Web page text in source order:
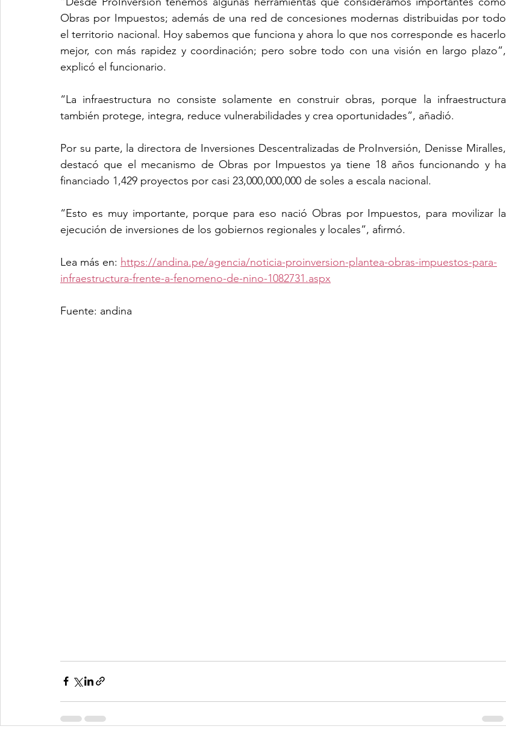
Obras por Impuestos; además de una red de concesiones modernas distribuidas por todo
el territorio nacional. Hoy sabemos que funciona y ahora lo que nos corresponde es hacerlo
mejor, con más rapidez y coordinación; pero sobre todo con una visión en largo plazo”,
explicó el funcionario.
“La infraestructura no consiste solamente en construir obras, porque la infraestructura
también protege, integra, reduce vulnerabilidades y crea oportunidades”, añadió.
Por su parte, la directora de Inversiones Descentralizadas de ProInversión, Denisse Miralles,
destacó que el mecanismo de Obras por Impuestos ya tiene 18 años funcionando y ha
financiado 1,429 proyectos por casi 23,000,000,000 de soles a escala nacional.
“Esto es muy importante, porque para eso nació Obras por Impuestos, para movilizar la
ejecución de inversiones de los gobiernos regionales y locales”, afirmó.
Lea más en: https://andina.pe/agencia/noticia-proinversion-plantea-obras-impuestos-para-
infraestructura-frente-a-fenomeno-de-nino-1082731.aspx
Fuente: andina